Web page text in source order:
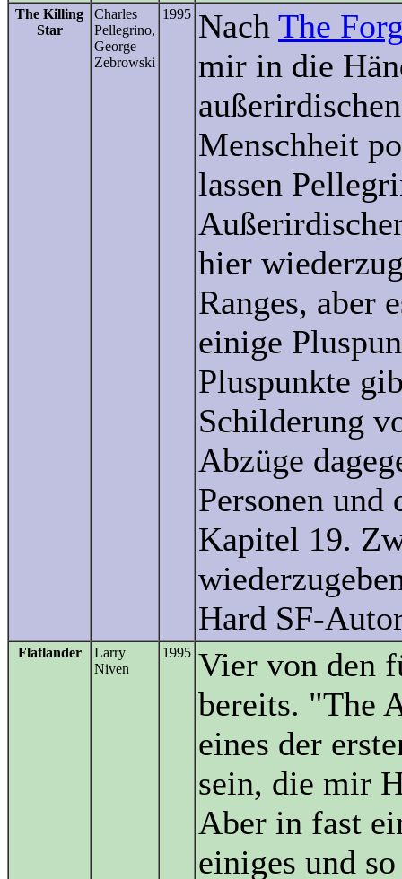
The Killing
Star
Charles
Pellegrino,
George
Zebrowski
1995 Nach The
mir in die
Menschheit
lassen
hier
Ranges, aber
einige
Pluspunkte
Schilderung
Abzüge
Personen und
Kapitel 19.
Hard SF-
Flatlander
Larry
Niven
1995 Vier von den
bereits. "The
eines der
sein, die mir
Aber in fast
einiges und